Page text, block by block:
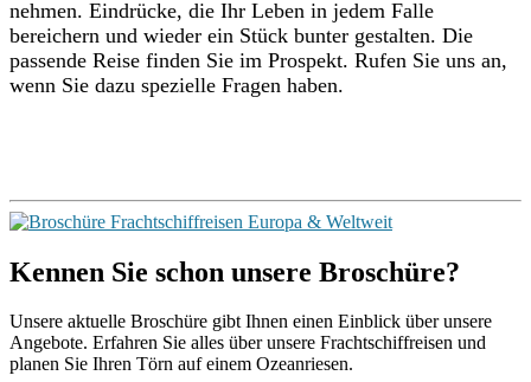
nehmen. Eindrücke, die Ihr Leben in jedem Falle
bereichern und wieder ein Stück bunter gestalten. Die
passende Reise finden Sie im Prospekt. Rufen Sie uns an,
wenn Sie dazu spezielle Fragen haben.
Kennen Sie schon unsere Broschüre?
Unsere aktuelle Broschüre gibt Ihnen einen Einblick über unsere
Angebote. Erfahren Sie alles über unsere Frachtschiffreisen und
planen Sie Ihren Törn auf einem Ozeanriesen.